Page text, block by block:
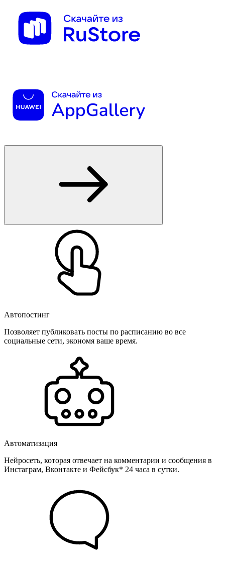
Автопостинг
Позволяет публиковать посты по расписанию во все
социальные сети, экономя ваше время.
Автоматизация
Нейросеть, которая отвечает на комментарии и сообщения в
Инстаграм, Вконтакте и Фейсбук* 24 часа в сутки.